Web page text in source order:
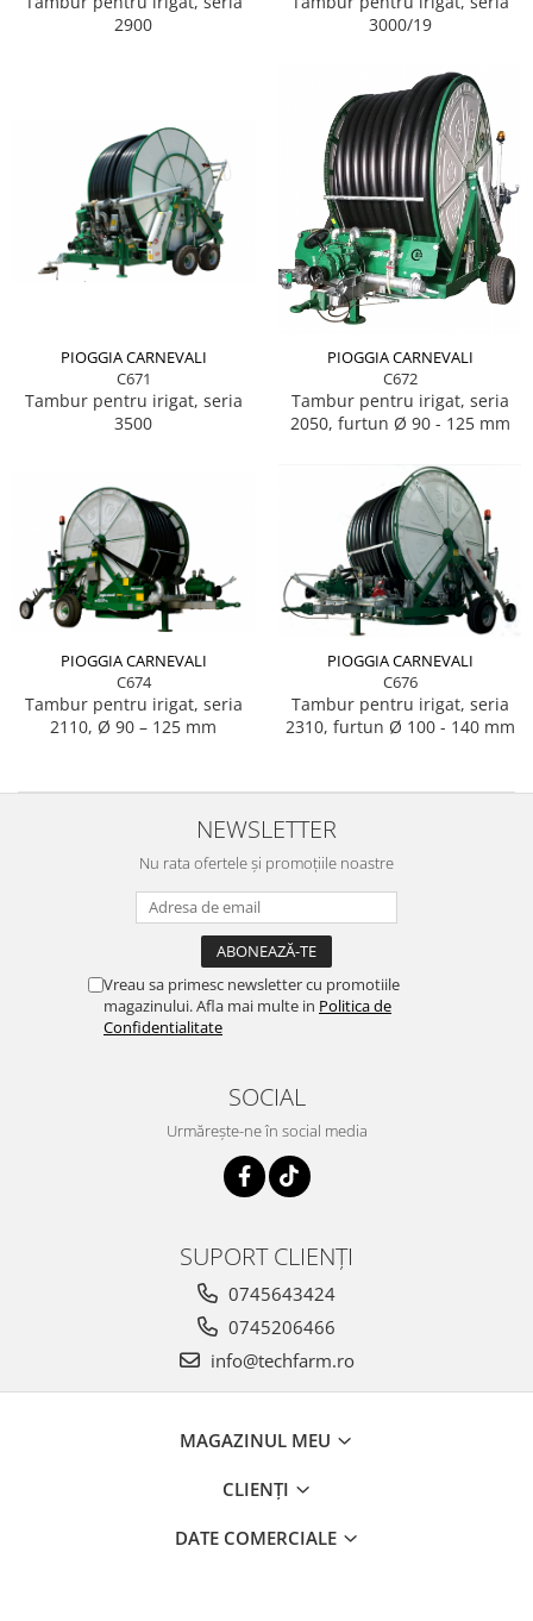
2900
3000/19
PIOGGIA CARNEVALI
C671
Tambur pentru irigat, seria
3500
PIOGGIA CARNEVALI
C672
Tambur pentru irigat, seria
2050, furtun Ø 90 - 125 mm
PIOGGIA CARNEVALI
C674
Tambur pentru irigat, seria
2110, Ø 90 – 125 mm
PIOGGIA CARNEVALI
C676
Tambur pentru irigat, seria
2310, furtun Ø 100 - 140 mm
NEWSLETTER
Nu rata ofertele și promoțiile noastre
Vreau sa primesc newsletter cu promotiile
magazinului. Afla mai multe in Politica de
Confidentialitate
SOCIAL
Urmărește-ne în social media
SUPORT CLIENȚI
0745643424
0745206466
info@techfarm.ro
MAGAZINUL MEU
CLIENȚI
DATE COMERCIALE